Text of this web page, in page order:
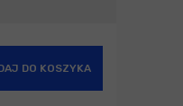
DO KOSZYKA